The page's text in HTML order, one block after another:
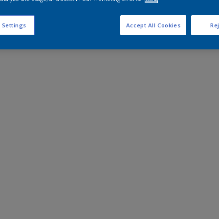
Settings Accept All Cookies